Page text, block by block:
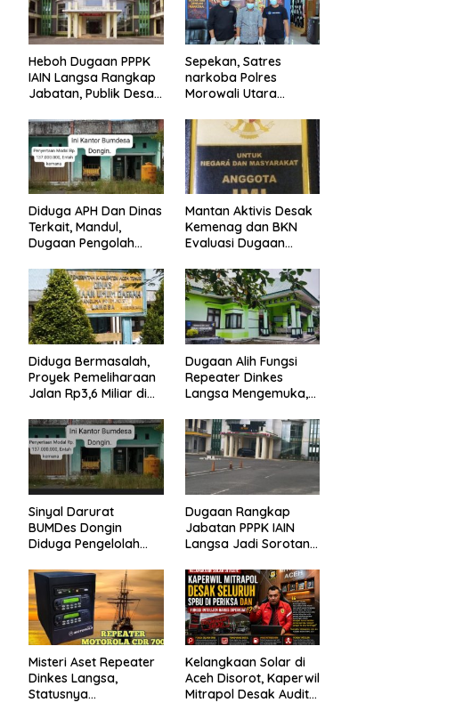
Heboh Dugaan PPPK
IAIN Langsa Rangkap
Jabatan, Publik Desak
ASN
Sepekan, Satres
narkoba Polres
Morowali Utara
Shabu dan amankan
4 orang pelaku
Diduga APH Dan Dinas
Terkait, Mandul,
Dugaan Pengolah
Langgar Aturan,
Abaikan Program
Pemerintah.
Mantan Aktivis Desak
Kemenag dan BKN
Evaluasi Dugaan
PPPK di IAIN Langsa
Diduga Bermasalah,
Proyek Pemeliharaan
Jalan Rp3,6 Miliar di
Publik
Dugaan Alih Fungsi
Repeater Dinkes
Langsa Mengemuka,
Bungkam
Sinyal Darurat
BUMDes Dongin
Diduga Pengelolah
43/2021, Praktisi
Hukum dan Pegiat
Kontrol Sosial Desak
APH Usut Tuntas.
Dugaan Rangkap
Jabatan PPPK IAIN
Langsa Jadi Sorotan,
Sikap Pihak Kampus
Misteri Aset Repeater
Dinkes Langsa,
Statusnya
Kelangkaan Solar di
Aceh Disorot, Kaperwil
Mitrapol Desak Audit